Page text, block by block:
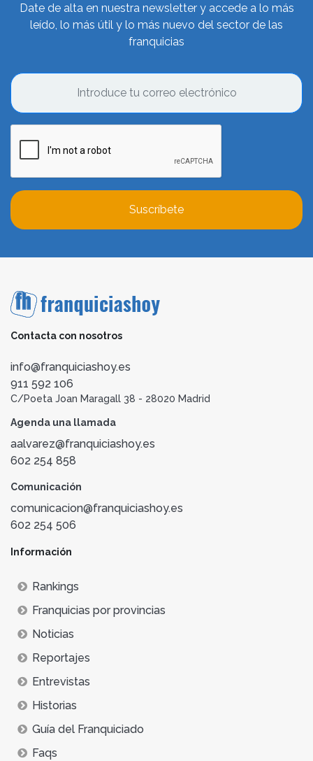
Date de alta en nuestra newsletter y accede a lo más
leído, lo más útil y lo más nuevo del sector de las
franquicias
Suscríbete
Contacta con nosotros
info@franquiciashoy.es
911 592 106
C/Poeta Joan Maragall 38 - 28020 Madrid
Agenda una llamada
aalvarez@franquiciashoy.es
602 254 858
Comunicación
comunicacion@franquiciashoy.es
602 254 506
Información
Rankings
Franquicias por provincias
Noticias
Reportajes
Entrevistas
Historias
Guía del Franquiciado
Faqs